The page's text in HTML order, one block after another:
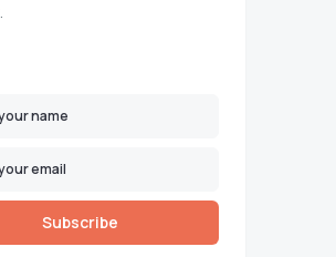
Subscribe